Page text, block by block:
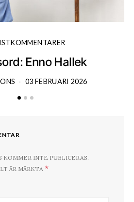
Enno Hallek
03 FEBRUARI 2026
KOMMER INTE PUBLICERAS.
ÄR MÄRKTA *